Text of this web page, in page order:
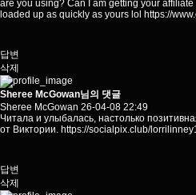
are you using? Can I am getting your
loaded up as quickly as yours lol https://
답변
삭제
Sheree McGowan님의 댓글
Sheree McGowan 26-04-08 22:49
Читала и улыбалась, настолько
от Виктории. https://socialpix.club/
답변
삭제